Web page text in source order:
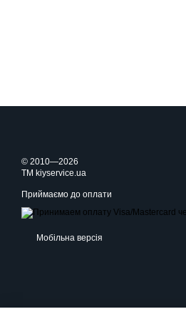
© 2010—2026
TM kiyservice.ua
Приймаємо до оплати
Мобільна версія